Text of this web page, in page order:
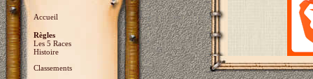
Accueil
Règles
Les 5 Races
Histoire
Classements